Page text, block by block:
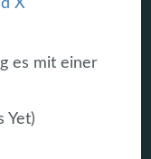
es mit einer
Yet)